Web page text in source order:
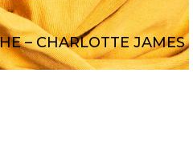
– CHARLOTTE JAMES